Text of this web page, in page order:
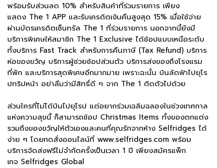
พร้อมรับส่วนลด 10% สำหรับสินค้าที่ร่วมรายการ เพียง
แสดง The 1 APP และรับเครดิตเงินคืนสูงสุด 15% เมื่อใช้จ่าย
ผ่านบัตรเครดิตเซ็นทรัล The 1 ที่ร่วมรายการ นอกจากนี้ยังมี
บริการพิเศษให้สมาชิก The 1 Exclusive ได้ช้อปแบบเหนือระดับ
ทั้งบริการ Fast Track สำหรับการคืนภาษี (Tax Refund) บริการ
ห่อของขวัญ บริการผู้ช่วยช้อปส่วนตัว บริการส่งของถึงโรงแรม
ที่พัก และบริการสุดพิเศษอีกมากมาย เพราะฉะนั้น บินลัดฟ้าไปยุโร
ปทริปหน้า อย่าลืมว่ามีสิทธิ์ดี ๆ จาก The 1 ติดตัวไปด้วย
ส่วนใครที่ไม่ได้บินไปยุโรป แต่อยากร่วมเฉลิมฉลองในช่วงเทศกาล
แห่งความสุขนี้ ก็สามารถช้อป Christmas Items ทั้งของตกแต่ง
รวมถึงของขวัญให้ตัวเองและคนที่คุณรักจากห้าง Selfridges ได้
ง่าย ๆ โดยกดสั่งออนไลน์ที่ www.selfridges.com พร้อม
บริการจัดส่งฟรีไม่จำกัดครั้งเป็นเวลา 1 ปี เพียงสมัครแพ็ก
เกจ Selfridges Global